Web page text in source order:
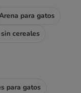
para gatos
cereales
para gatos